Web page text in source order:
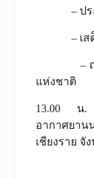
– ประทั
– เสด็จ
– ถวาย
แห่งชาติ
13.00 น.
อากาศยา
เชียงราย จั
(วงดุริย